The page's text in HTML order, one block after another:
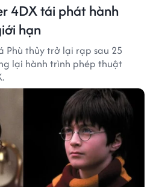
4DX tái phát hành
hạn
Phù thủy trở lại rạp sau 25
lại hành trình phép thuật